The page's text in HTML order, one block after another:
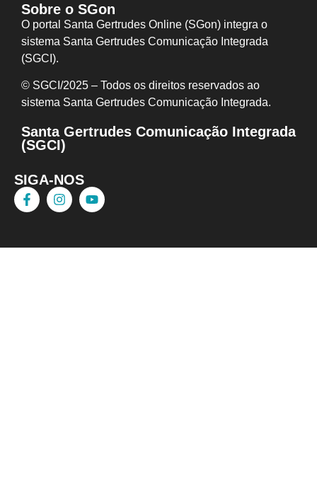
Sobre o SGon
O portal Santa Gertrudes Online (SGon) integra o
sistema Santa Gertrudes Comunicação Integrada
(SGCI).
© SGCI/2025 – Todos os direitos reservados ao
sistema Santa Gertrudes Comunicação I ntegrada.
Santa Gertrudes Comunicação Integrada
(SGCI)
SIGA-NOS